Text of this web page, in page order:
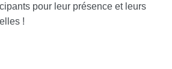
pour leur présence et leurs
!